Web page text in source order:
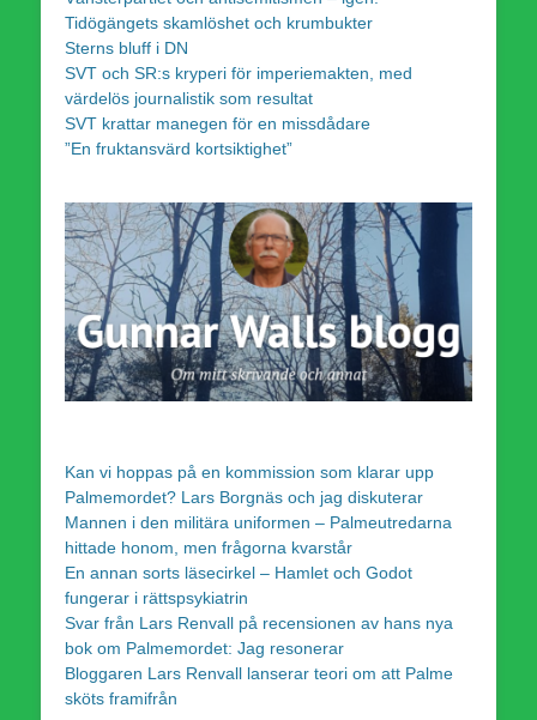
Tidögängets skamlöshet och krumbukter
Sterns bluff i DN
SVT och SR:s kryperi för imperiemakten, med
värdelös journalistik som resultat
SVT krattar manegen för en missdådare
”En fruktansvärd kortsiktighet”
Kan vi hoppas på en kommission som klarar upp
Palmemordet? Lars Borgnäs och jag diskuterar
Mannen i den militära uniformen – Palmeutredarna
hittade honom, men frågorna kvarstår
En annan sorts läsecirkel – Hamlet och Godot
fungerar i rättspsykiatrin
Svar från Lars Renvall på recensionen av hans nya
bok om Palmemordet: Jag resonerar
Bloggaren Lars Renvall lanserar teori om att Palme
sköts framifrån